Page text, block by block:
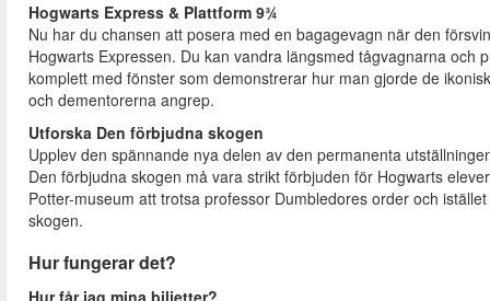
Hogwarts Express & Plattform 9¾
Nu har du chansen att posera med en bagagevagn när den
Hogwarts Expressen. Du kan vandra längsmed tågvagnarna
komplett med fönster som demonstrerar hur man gjorde de
och dementorerna angrep.
Utforska Den förbjudna skogen
Upplev den spännande nya delen av den permanenta
Den förbjudna skogen må vara strikt förbjuden för Hogwarts
Potter-museum att trotsa professor Dumbledores order och
skogen.
Hur fungerar det?